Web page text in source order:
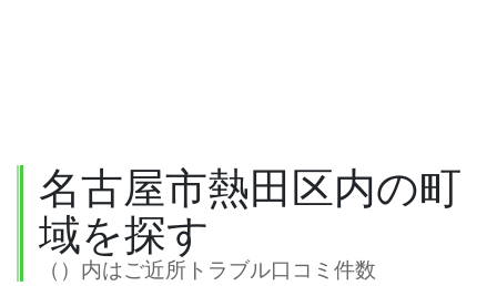
名古屋市熱田区内の町
域を探す
（）内はご近所トラブル口コミ件数